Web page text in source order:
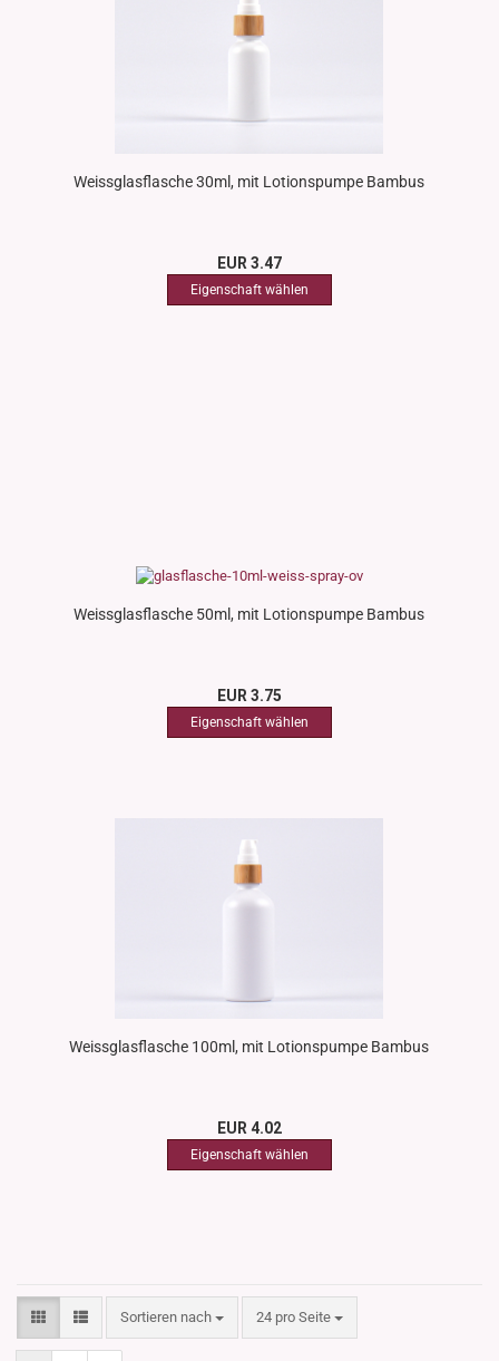
Weissglasflasche 30ml, mit Lotionspumpe Bambus
EUR 3.47
Weissglasflasche 50ml, mit Lotionspumpe Bambus
EUR 3.75
Weissglasflasche 100ml, mit Lotionspumpe Bambus
EUR 4.02
Sortieren nach
Sortieren nach 24 pro Seite
pro Seite